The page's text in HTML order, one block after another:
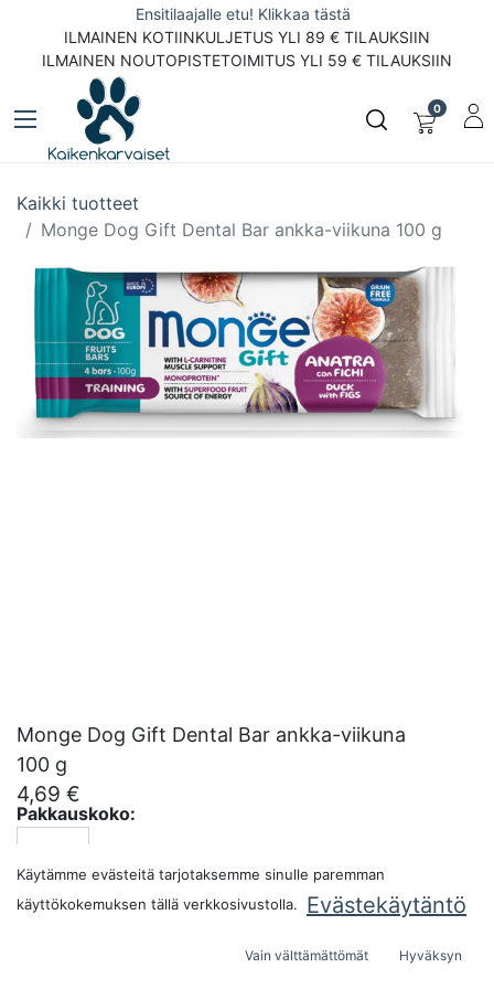
Ensitilaajalle etu! Klikkaa tästä
ILMAINEN KOTIINKULJETUS YLI 89 € TILAUKSIIN
ILMAINEN NOUTOPISTETOIMITUS YLI 59 € TILAUKSIIN
0
Kaikki tuotteet
Monge Dog Gift Dental Bar ankka-viikuna 100 g
Monge Dog Gift Dental Bar ankka-viikuna
100 g
4,69 €
Pakkauskoko:
LISÄÄ OSTOSKORIIN
Käytämme evästeitä tarjotaksemme sinulle paremman
käyttökokemuksen tällä verkkosivustolla.
Evästekäytäntö
Vain välttämättömät Hyväksyn